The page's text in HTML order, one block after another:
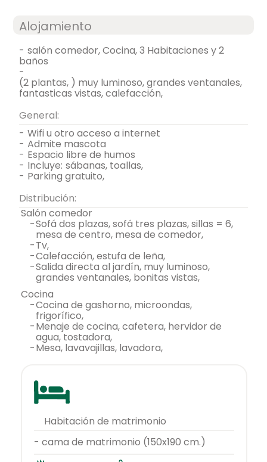
Alojamiento
- salón comedor, Cocina, 3 Habitaciones y 2
baños
-
(2 plantas, ) muy luminoso, grandes ventanales,
fantasticas vistas, calefacción,
General:
-
wifi u otro acceso a internet
- admite mascota
- espacio libre de humos
- incluye: sábanas, toallas,
-
parking gratuito,
Distribución:
salón comedor
-sofá dos plazas, sofá tres plazas, sillas = 6,
mesa de centro, mesa de comedor,
- tv,
- calefacción, estufa de leña,
-salida directa al jardín, muy luminoso,
grandes ventanales, bonitas vistas,
cocina
-cocina de gashorno, microondas,
frigorífico,
-menaje de cocina, cafetera, hervidor de
agua, tostadora,
- mesa, lavavajillas, lavadora,
habitación de matrimonio
- cama de matrimonio (150x190 cm.)